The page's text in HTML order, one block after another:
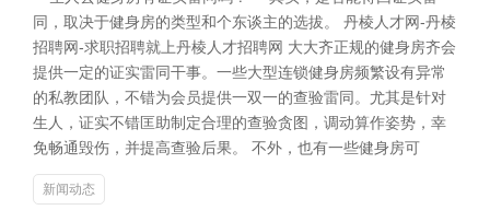
同，取决于健身房的类型和个东谈主的选拔。 丹棱人才网-丹棱
招聘网-求职招聘就上丹棱人才招聘网 大大齐正规的健身房齐会
提供一定的证实雷同干事。一些大型连锁健身房频繁设有异常
的私教团队，不错为会员提供一双一的查验雷同。尤其是针对
生人，证实不错匡助制定合理的查验贪图，调动算作姿势，幸
免畅通毁伤，并提高查验后果。 不外，也有一些健身房可
新闻动态